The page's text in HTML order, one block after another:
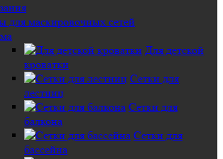
для маскировочных сетей
Для детской
кроватки
Сетки для
лестниц
Сетки для
балкона
Сетки для
бассейна